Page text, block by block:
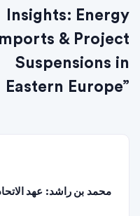
Insights: Energy
Imports & Project
Suspensions in
Eastern Europe”
محمد بن راشد: عهد